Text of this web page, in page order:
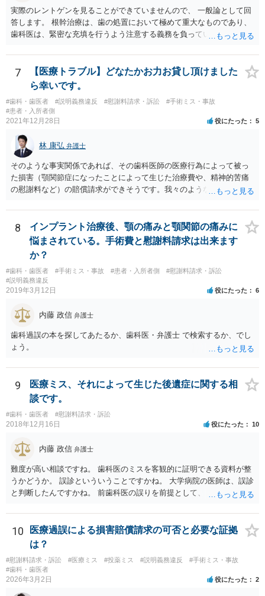
該解雇が前項に規定する事由を理由とする解雇でないことを証明した
ときは、この限りでない。
ついて虚偽の説明があったのであれば、不実告知取消ということも考
えられます（消費者契約法４条１項１号）。 ③そのほか、歯科治療
中、抗らうことが困難な状態で保険外治療の勧誘をされたということ
であれば、最近（令和５年６月１日）施行されたばかりですが、 退去
困難場所（たとえば、待合から診察台へ）に同行された上で困惑して
契約したという類型の取消権（改正消費者契約法４条３項３号）も使
える可能性があります。 一旦、書面で消費者契約法に基づく取消権を
行使するので払えないという 通知をして様子をみるのも手かと思いま
す。 その他、消費生活センターに相談して、間に入ってもらうことも
手かもしれません。
実際のレントゲンを見ることができていませんので、 一般論として回
答します。 根幹治療は、歯の処置において極めて重大なものであり、
歯科医は、緊密な充填を行うよう注意する義務を負っていると考えら
号事件） 当該義務に違反した場合、診療契約の不履行又は不法行為に
基づく損害賠償請求の可能性が生じます。 慰謝料に関しては、通院慰
謝料といった形での請求になろうかと思います。
7
【医療トラブル】どなたかお力お貸し頂けました
ら幸いです。
#歯科・歯医者 #説明義務違反 #慰謝料請求・訴訟
#手術ミス・事故
#患者・入所者側
2021年12月28日 役にたった 5
林 康弘 弁護士
そのような事実関係であれば、その歯科医師の医療行為によって被っ
た損害（顎関節症になったことによって生じた治療費や、精神的苦痛
の慰謝料など）の賠償請求ができそうです。我々のような弁護士に依
科）の先生の協力等を得ることも必要だと思います。
8
インプラント治療後、顎の痛みと顎関節の痛みに
悩まされている。手術費と慰謝料請求は出来ます
か？
#歯科・歯医者 #手術ミス・事故 #患者・入所者側
#慰謝料請求・訴訟
#説明義務違反
2019年3月12日 役にたった 6
内藤 政信 弁護士
歯科過誤の本を探してあたるか、歯科医・弁護士 で検索するか、でし
ょう。
9
医療ミス、それによって生じた後遺症に関する相
談です。
#歯科・歯医者 #慰謝料請求・訴訟
2018年12月16日 役にたった 10
内藤 政信 弁護士
難度が高い相談ですね。 歯科医のミスを客観的に証明できる資料が整
うかどうか。 誤診といういうことですかね。 大学病院の医師は、誤診
と判断したんですかね。 前歯科医の誤りを前提として、 その医師はど
前医師の診断の誤りに起因するものかどうか、 大学病院の医師は、ど
う見ているんでしょうかね。 歯科医の資格を持ってる弁護士もいます
ね。 そのような弁護士を探すのもいいと思いますね。
10
医療過誤による損害賠償請求の可否と必要な証拠
は？
#慰謝料請求・訴訟 #医療ミス #投薬ミス #説明義務違反
#手術ミス・事故
#歯科・歯医者
2026年3月2日 役にたった 2